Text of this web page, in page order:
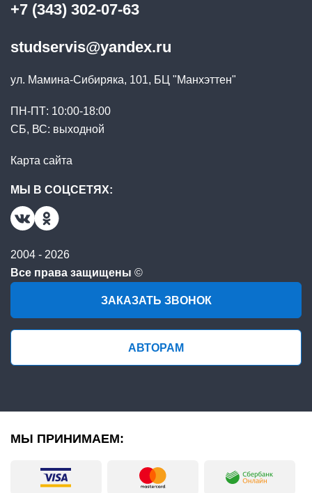
+7 (343) 302-07-63
studservis@yandex.ru
ул. Мамина-Сибиряка, 101, БЦ "Манхэттен"
ПН-ПТ: 10:00-18:00
СБ, ВС: выходной
Карта сайта
МЫ В СОЦСЕТЯХ:
2004 - 2026
Все права защищены ©
ЗАКАЗАТЬ ЗВОНОК
АВТОРАМ
МЫ ПРИНИМАЕМ: